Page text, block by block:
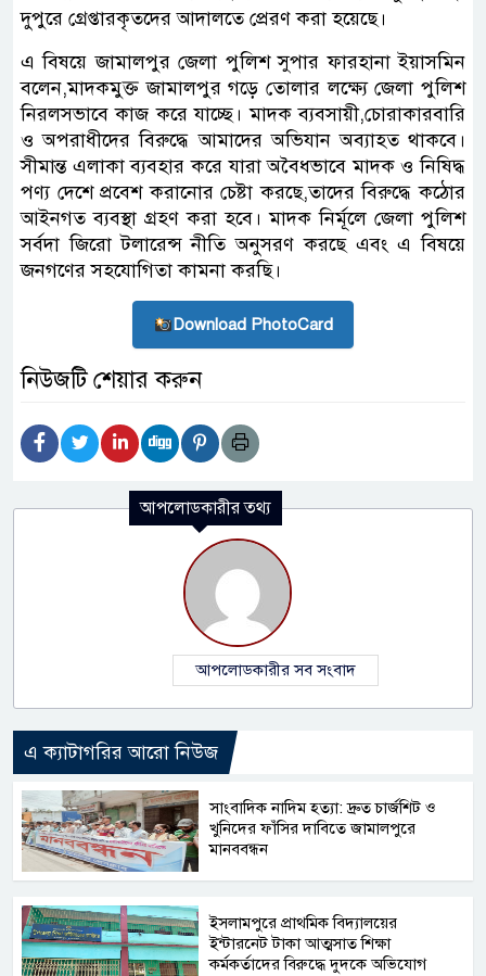
দুপুরে গ্রেপ্তারকৃতদের আদালতে প্রেরণ করা হয়েছে।
এ বিষয়ে জামালপুর জেলা পুলিশ সুপার ফারহানা ইয়াসমিন
বলেন,মাদকমুক্ত জামালপুর গড়ে তোলার লক্ষ্যে জেলা পুলিশ
নিরলসভাবে কাজ করে যাচ্ছে। মাদক ব্যবসায়ী,চোরাকারবারি
ও অপরাধীদের বিরুদ্ধে আমাদের অভিযান অব্যাহত থাকবে।
সীমান্ত এলাকা ব্যবহার করে যারা অবৈধভাবে মাদক ও নিষিদ্ধ
পণ্য দেশে প্রবেশ করানোর চেষ্টা করছে,তাদের বিরুদ্ধে কঠোর
আইনগত ব্যবস্থা গ্রহণ করা হবে। মাদক নির্মূলে জেলা পুলিশ
সর্বদা জিরো টলারেন্স নীতি অনুসরণ করছে এবং এ বিষয়ে
জনগণের সহযোগিতা কামনা করছি।
Download PhotoCard
নিউজটি শেয়ার করুন
আপলোডকারীর তথ্য
আপলোডকারীর সব সংবাদ
এ ক্যাটাগরির আরো নিউজ
সাংবাদিক নাদিম হত্যা: দ্রুত চার্জশিট ও
খুনিদের ফাঁসির দাবিতে জামালপুরে
মানববন্ধন
​ইসলামপুরে প্রাথমিক বিদ্যালয়ের
ইন্টারনেট টাকা আত্মসাত শিক্ষা
কর্মকর্তাদের বিরুদ্ধে দুদকে অভিযোগ